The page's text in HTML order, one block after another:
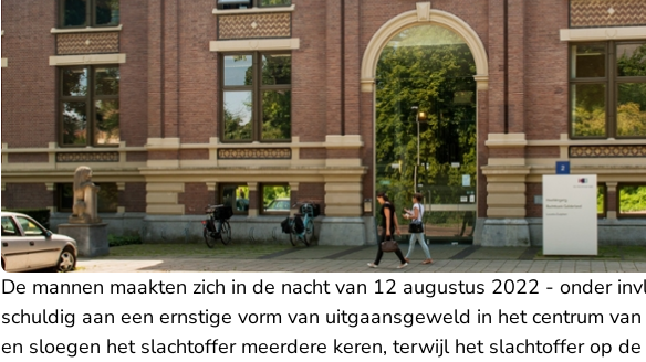
De mannen maakten zich in de nacht van 12 augustus 2022 - onder
schuldig aan een ernstige vorm van uitgaansgeweld in het centrum
en sloegen het slachtoffer meerdere keren, terwijl het slachtoffer op